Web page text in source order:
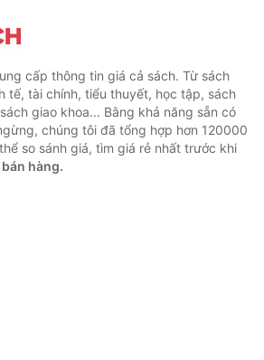
cấp thông tin giá cả sách. Từ sách
tế, tài chính, tiểu thuyết, học tập, sách
giao khoa... Bằng khả năng sẵn có
chúng tôi đã tổng hợp hơn 120000
so sánh giá, tìm giá rẻ nhất trước khi
hàng.